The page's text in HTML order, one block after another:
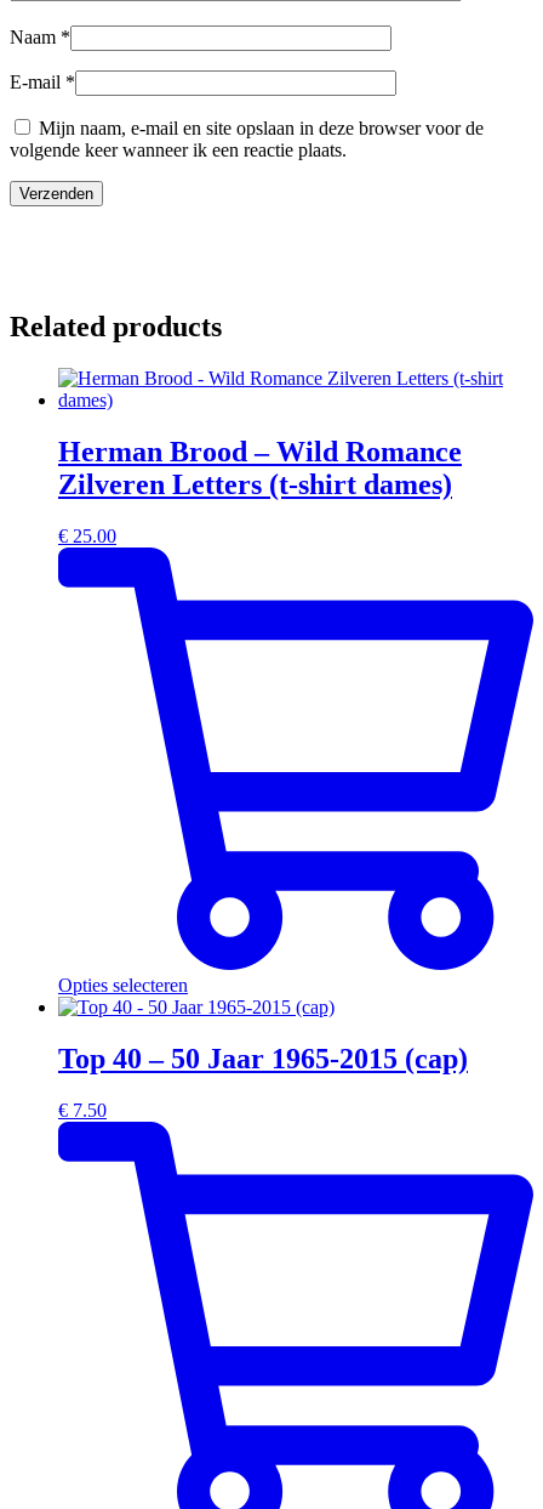
Naam *
E-mail *
Mijn naam, e-mail en site opslaan in deze browser voor de
volgende keer wanneer ik een reactie plaats.
Related products
Herman Brood – Wild Romance
Zilveren Letters (t-shirt dames)
€ 25.00
Opties selecteren
Top 40 – 50 Jaar 1965-2015 (cap)
€ 7.50